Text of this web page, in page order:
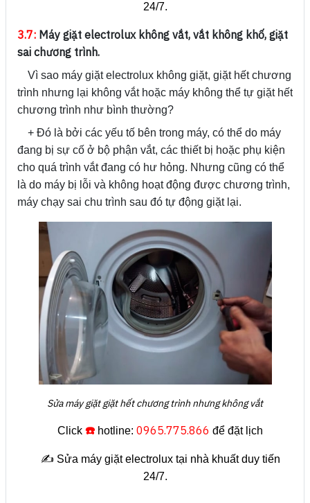
24/7.
3.7: Máy giặt electrolux không vắt, vắt không khố, giặt
sai chương trình.
Vì sao máy giặt electrolux không giặt, giặt hết chương
trình nhưng lại không vắt hoặc máy không thể tự giặt hết
chương trình như bình thường?
+ Đó là bởi các yếu tố bên trong máy, có thể do máy
đang bị sự cố ở bộ phận vắt, các thiết bị hoặc phụ kiện
cho quá trình vắt đang có hư hỏng. Nhưng cũng có thể
là do máy bị lỗi và không hoạt động được chương trình,
máy chạy sai chu trình sau đó tự động giặt lại.
Sửa máy giặt giặt hết chương trình nhưng không vắt
Click ☎️ hotline: 0965.775.866 để đặt lịch
✍️ Sửa máy giặt electrolux tại nhà khuất duy tiến
24/7.